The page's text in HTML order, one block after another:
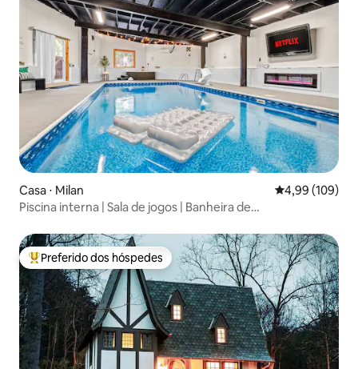
Casa ⋅ Milan 4,99 de uma
4,99 (109)
Piscina interna | Sala de jogos | Banheira de
Entre os melhores preferidos dos hóspedes
Preferido dos hóspedes